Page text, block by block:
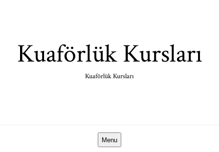
Kuaförlük Kursları
Kuaförlük Kursları
Menu